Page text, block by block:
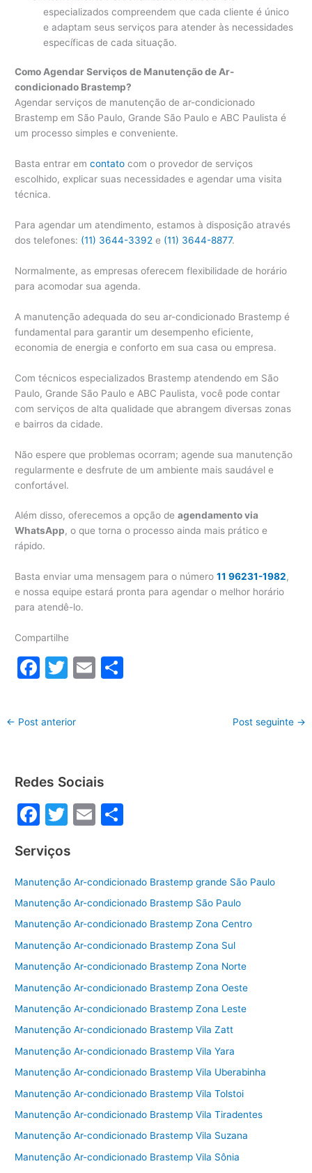
especializados compreendem que cada cliente é único
e adaptam seus serviços para atender às necessidades
específicas de cada situação.
Como Agendar Serviços de Manutenção de Ar-
condicionado Brastemp?
Agendar serviços de manutenção de ar-condicionado
Brastemp em São Paulo, Grande São Paulo e ABC Paulista é
um processo simples e conveniente.
Basta entrar emcontato com o provedor de serviços
escolhido, explicar suas necessidades e agendar uma visita
técnica.
Para agendar um atendimento, estamos à disposição através
dos telefones: (11) 3644-3392 e (11) 3644-8877.
Normalmente, as empresas oferecem flexibilidade de horário
para acomodar sua agenda.
A manutenção adequada do seu ar-condicionado Brastemp é
fundamental para garantir um desempenho eficiente,
economia de energia e conforto em sua casa ou empresa.
Com técnicos especializados Brastemp atendendo em São
Paulo, Grande São Paulo e ABC Paulista, você pode contar
com serviços de alta qualidade que abrangem diversas zonas
e bairros da cidade.
Não espere que problemas ocorram; agende sua manutenção
regularmente e desfrute de um ambiente mais saudável e
confortável.
Além disso, oferecemos a opção deagendamento via
WhatsApp, o que torna o processo ainda mais prático e
rápido.
Basta enviar uma mensagem para o número11 96231-1982,
e nossa equipe estará pronta para agendar o melhor horário
para atendê-lo.
Compartilhe
F
e
o
o
k
T
er
E
← Post anterior Post seguinte →
Redes Sociais
F
c
e
b
o
o
k
T
itt
er
E
l
e
Serviços
Manutenção Ar-condicionado Brastemp grande São Paulo
Manutenção Ar-condicionado Brastemp São Paulo
Manutenção Ar-condicionado Brastemp Zona Centro
Manutenção Ar-condicionado Brastemp Zona Sul
Manutenção Ar-condicionado Brastemp Zona Norte
Manutenção Ar-condicionado Brastemp Zona Oeste
Manutenção Ar-condicionado Brastemp Zona Leste
Manutenção Ar-condicionado Brastemp Vila Zatt
Manutenção Ar-condicionado Brastemp Vila Yara
Manutenção Ar-condicionado Brastemp Vila Uberabinha
Manutenção Ar-condicionado Brastemp Vila Tolstoi
Manutenção Ar-condicionado Brastemp Vila Tiradentes
Manutenção Ar-condicionado Brastemp Vila Suzana
Manutenção Ar-condicionado Brastemp Vila Sônia